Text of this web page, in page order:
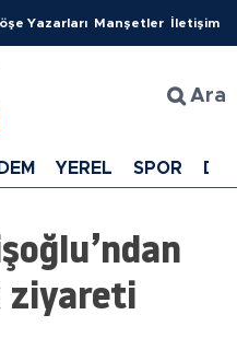
Yazarları Manşetler İletişim
Ara
YEREL SPOR
ziyareti